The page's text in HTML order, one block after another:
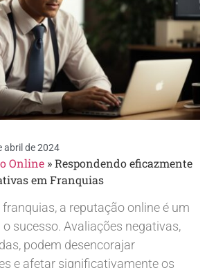
abril de 2024
Online »Respondendo eficazmente
em Franquias
a reputação online é um
sucesso. Avaliações negativas,
podem desencorajar
e afetar significativamente os